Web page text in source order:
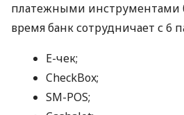
платежными инструментами
время банк сотрудничает с 6
E-чек;
CheckBox;
SM-POS;